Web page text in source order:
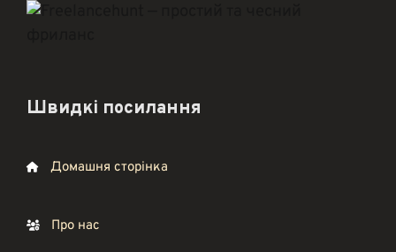
Швидкі посилання
Домашня сторінка
Про нас